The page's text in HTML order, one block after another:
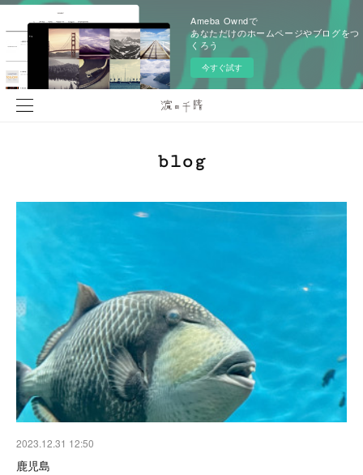
Ameba Owndで
あなただけのホームページやブログをつ
くろう
今すぐ試す
blog
2023.12.31 12:50
鹿児島